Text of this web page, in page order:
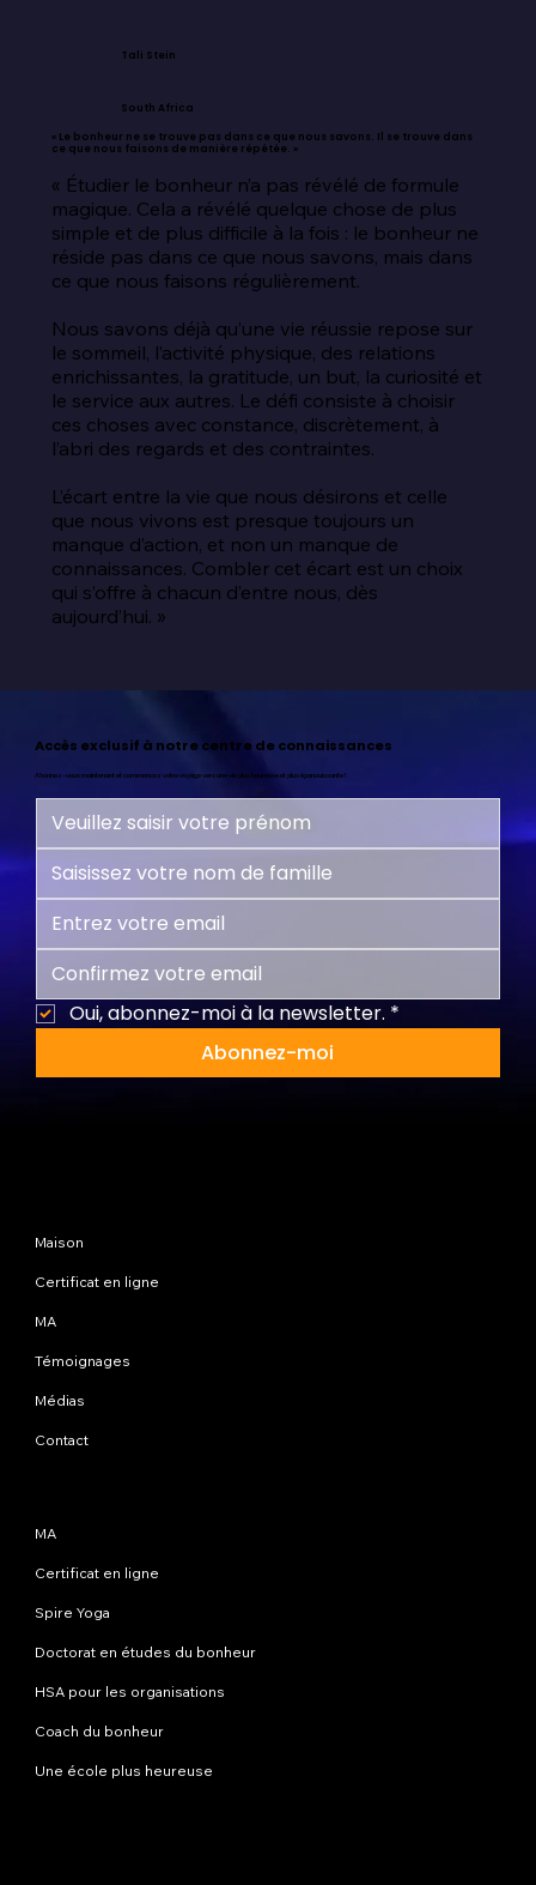
Tali Stein
South Africa
« Le bonheur ne se trouve pas dans ce que nous savons. Il se trouve dans
ce que nous faisons de manière répétée. »
« Étudier le bonheur n’a pas révélé de formule
magique. Cela a révélé quelque chose de plus
simple et de plus difficile à la fois : le bonheur ne
réside pas dans ce que nous savons, mais dans
ce que nous faisons régulièrement.
Nous savons déjà qu’une vie réussie repose sur
le sommeil, l’activité physique, des relations
enrichissantes, la gratitude, un but, la curiosité et
le service aux autres. Le défi consiste à choisir
ces choses avec constance, discrètement, à
l’abri des regards et des contraintes.
L’écart entre la vie que nous désirons et celle
que nous vivons est presque toujours un
manque d’action, et non un manque de
connaissances. Combler cet écart est un choix
qui s’offre à chacun d’entre nous, dès
aujourd’hui. »
Accès exclusif à notre centre de connaissances
Abonnez-vous maintenant et commencez votre voyage vers une vie plus heureuse et plus épanouissante !
Oui, abonnez-moi à la newsletter. *
Abonnez-moi
Maison
Certificat en ligne
MA
Témoignages
Médias
Contact
MA
Certificat en ligne
Spire Yoga
Doctorat en études du bonheur
HSA pour les organisations
Coach du bonheur
Une école plus heureuse